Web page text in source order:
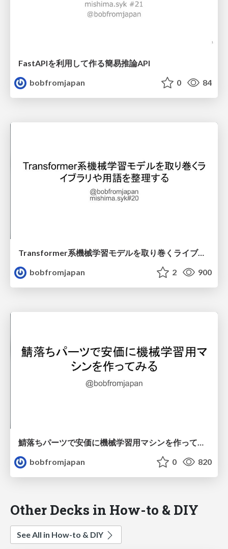
FastAPIを利用して作る簡易推論API
bobfromjapan
0 84
Transformer系機械学習モデルを取り巻くライブラリや用語を整理する
bobfromjapan
2 900
鯖落ちパーツで安価に機械学習用マシンを作ってみる
bobfromjapan
0 820
Other Decks in How-to & DIY
See All in How-to & DIY